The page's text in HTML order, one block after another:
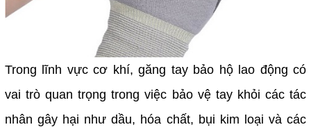
Trong lĩnh vực cơ khí, găng tay bảo hộ lao động có
vai trò quan trọng trong việc bảo vệ tay khỏi các tác
nhân gây hại như dầu, hóa chất, bụi kim loại và các